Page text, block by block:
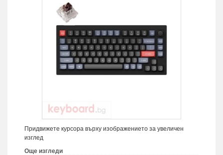
Придвижете курсора върху изображението за увеличен
изглед
Още изгледи